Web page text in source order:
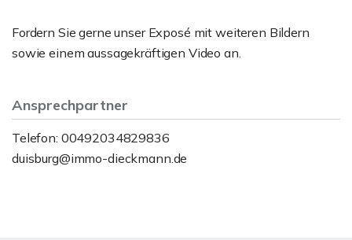
Fordern Sie gerne unser Exposé mit weiteren Bildern
sowie einem aussagekräftigen Video an.
Ansprechpartner
Telefon: 00492034829836
duisburg@immo-dieckmann.de